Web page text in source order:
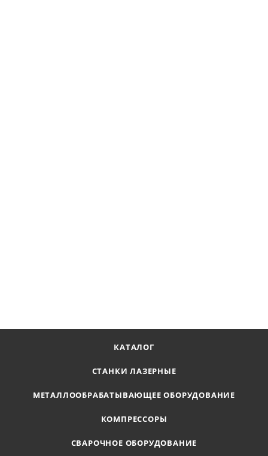
КАТАЛОГ
СТАНКИ ЛАЗЕРНЫЕ
МЕТАЛЛООБРАБАТЫВАЮЩЕЕ ОБОРУДОВАНИЕ
КОМПРЕССОРЫ
СВАРОЧНОЕ ОБОРУДОВАНИЕ